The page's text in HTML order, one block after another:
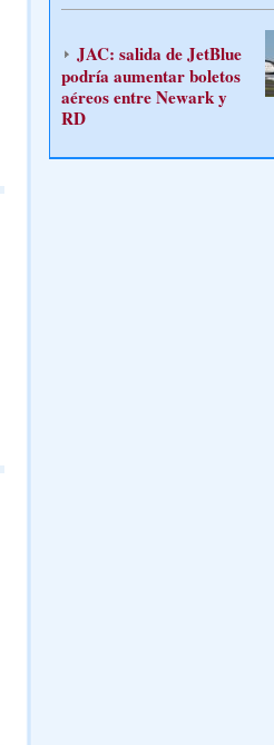
JAC: salida de JetBlue
podría aumentar boletos
aéreos entre Newark y
RD